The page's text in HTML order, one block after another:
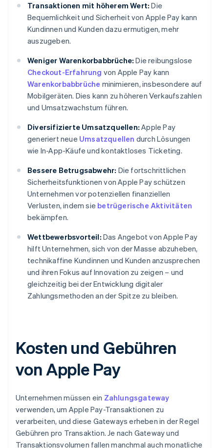
Transaktionen mit höherem Wert: Die
Bequemlichkeit und Sicherheit von Apple Pay kann
Kundinnen und Kunden dazu ermutigen, mehr
auszugeben.
Weniger Warenkorbabbrüche: Die reibungslose
Checkout-Erfahrung von Apple Pay kann
Warenkorbabbrüche minimieren, insbesondere auf
Mobilgeräten. Dies kann zu höheren Verkaufszahlen
und Umsatzwachstum führen.
Diversifizierte Umsatzquellen: Apple Pay
generiert neue Umsatzquellen durch Lösungen
wie In-App-Käufe und kontaktloses Ticketing.
Bessere Betrugsabwehr: Die fortschrittlichen
Sicherheitsfunktionen von Apple Pay schützen
Unternehmen vor potenziellen finanziellen
Verlusten, indem sie betrügerische Aktivitäten
bekämpfen.
Wettbewerbsvorteil: Das Angebot von Apple Pay
hilft Unternehmen, sich von der Masse abzuheben,
technikaffine Kundinnen und Kunden anzusprechen
und ihren Fokus auf Innovation zu zeigen – und
gleichzeitig bei der Entwicklung digitaler
Zahlungsmethoden an der Spitze zu bleiben.
Kosten und Gebühren
von Apple Pay
Unternehmen müssen ein Zahlungsgateway
verwenden, um Apple Pay-Transaktionen zu
verarbeiten, und diese Gateways erheben in der Regel
Gebühren pro Transaktion. Je nach Gateway und
Transaktionsvolumen fallen manchmal auch monatliche